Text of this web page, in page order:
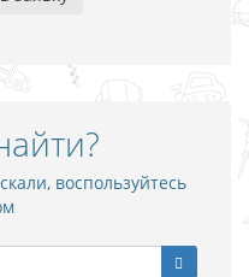
воспользуйтесь